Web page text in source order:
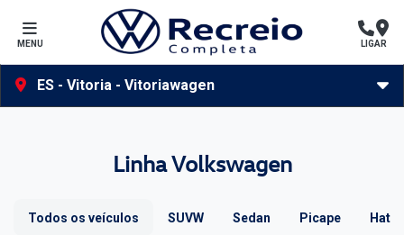
MENU LIGAR
ES - Vitoria - Vitoriawagen
Linha Volkswagen
Todos os veículos SUVW Sedan Picape Hatch